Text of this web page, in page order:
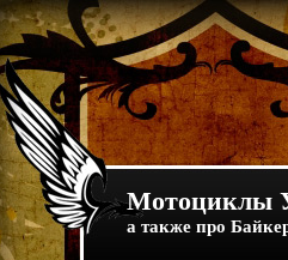
Мотоциклы
а также про